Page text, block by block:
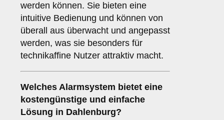
werden können. Sie bieten eine
intuitive Bedienung und können von
überall aus überwacht und angepasst
werden, was sie besonders für
technikaffine Nutzer attraktiv macht.
Welches Alarmsystem bietet eine
kostengünstige und einfache
Lösung in Dahlenburg?